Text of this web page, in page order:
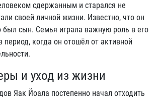
сдержанным и старался не
своей личной жизни. Известно, что он
был сын. Семья играла важную роль в его
период, когда он отошёл от активной
и уход из жизни
Яак Йоала постепенно начал отходить